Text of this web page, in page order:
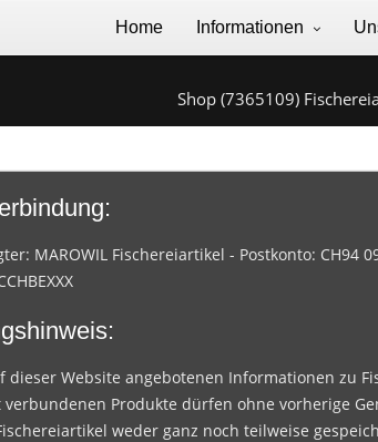
Home Informationen
Shop (7365109)
MAROWIL Fischereiartikel - Postkonto: CH94
dieser Website angebotenen Informationen zu
Produkte dürfen ohne vorherige
weder ganz noch teilweise